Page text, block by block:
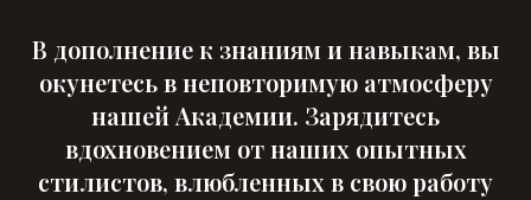
В дополнение к знаниям и навыкам, вы
окунетесь в неповторимую атмосферу
нашей Академии. Зарядитесь
вдохновением от наших опытных
стилистов, влюбленных в свою работу